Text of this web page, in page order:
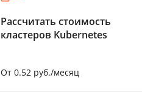
Рассчитать стоимость
кластеров Kubernetes
От 0.52 руб./месяц